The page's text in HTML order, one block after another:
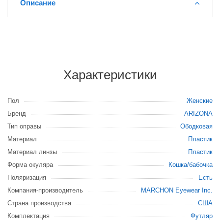
Описание
Характеристики
Пол
Женские
Бренд
ARIZONA
Тип оправы
Ободковая
Материал
Пластик
Материал линзы
Пластик
Форма окуляра
Кошка/бабочка
Поляризация
Есть
Компания-производитель
MARCHON Eyewear Inc.
Страна производства
США
Комплектация
Футляр